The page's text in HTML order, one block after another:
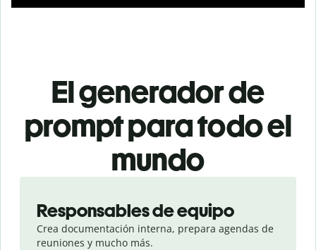
El generador de
prompt para todo el
mundo
Responsables de equipo
Crea documentación interna, prepara agendas de
reuniones y mucho más.